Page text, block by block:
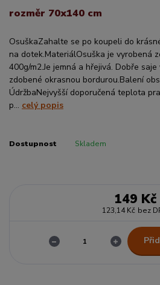
rozměr 70x140 cm
OsuškaZahalte se po koupeli do
na dotek.MateriálOsuška je vyrobená
400g/m2.Je jemná a hřejivá. Dobře
zdobené okrasnou bordurou.Balení
ÚdržbaNejvyšší doporučená teplota
p... celý popis
Dostupnost Skladem
149 Kč
123,14 Kč bez